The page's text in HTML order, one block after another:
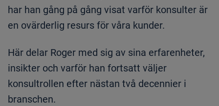
har han gång på gång visat varför konsulter är
en ovärderlig resurs för våra kunder.
Här delar Roger med sig av sina erfarenheter,
insikter och varför han fortsatt väljer
konsultrollen efter nästan två decennier i
branschen.